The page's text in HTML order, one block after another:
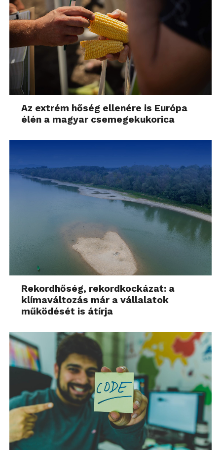
Az extrém hőség ellenére is Európa
élén a magyar csemegekukorica
Rekordhőség, rekordkockázat: a
klímaváltozás már a vállalatok
működését is átírja